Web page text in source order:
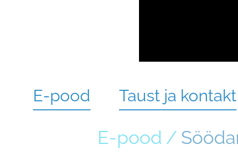
E-pood Taust ja kontakt
E-pood /